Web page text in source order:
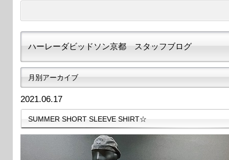
ハーレーダビッドソン京都 スタッフブログ
月別アーカイブ
2021.06.17
SUMMER SHORT SLEEVE SHIRT☆